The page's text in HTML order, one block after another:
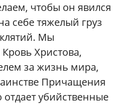
чтобы он явился
себе тяжелый груз
Мы
Христова,
за жизнь мира,
Причащения
убийственные